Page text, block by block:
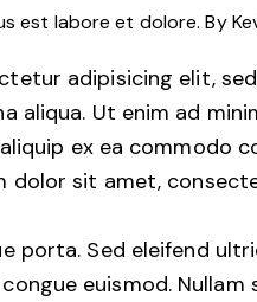
est labore et dolore. By
adipisicing elit,
aliqua. Ut enim ad
ex ea commodo
dolor sit amet,
porta. Sed eleifend
euismod. Nullam